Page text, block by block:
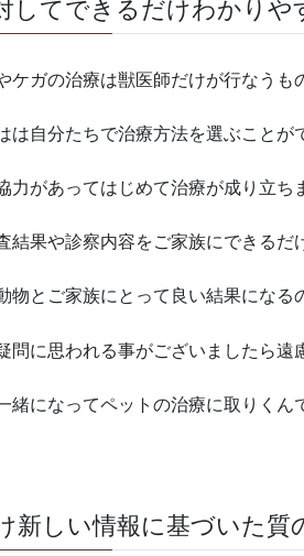
してできるだけわかりや
ケガの治療は獣医師だけが行なうも
は自分たちで治療方法を選ぶことが
力があってはじめて治療が成り立ち
結果や診察内容をご家族にできるだ
物とご家族にとって良い結果になる
問に思われる事がございましたら遠
緒になってペットの治療に取りくん
新しい情報に基づいた質